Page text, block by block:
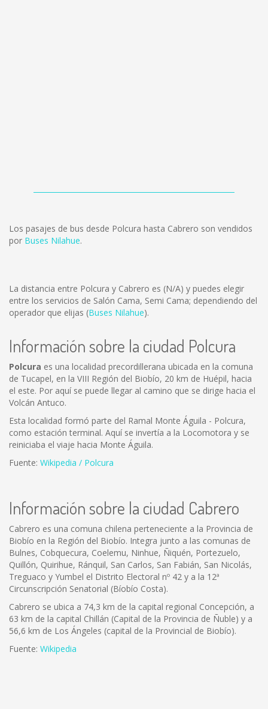
Los pasajes de bus desde Polcura hasta Cabrero son vendidos
por Buses Nilahue.
La distancia entre Polcura y Cabrero es (N/A) y puedes elegir
entre los servicios de Salón Cama, Semi Cama; dependiendo del
operador que elijas (Buses Nilahue).
Información sobre la ciudad Polcura
Polcura es una localidad precordillerana ubicada en la comuna
de Tucapel, en la VIII Región del Biobío, 20 km de Huépil, hacia
el este. Por aquí se puede llegar al camino que se dirige hacia el
Volcán Antuco.
Esta localidad formó parte del Ramal Monte Águila - Polcura,
como estación terminal. Aquí se invertía a la Locomotora y se
reiniciaba el viaje hacia Monte Águila.
Fuente: Wikipedia / Polcura
Información sobre la ciudad Cabrero
Cabrero es una comuna chilena perteneciente a la Provincia de
Biobío en la Región del Biobío. Integra junto a las comunas de
Bulnes, Cobquecura, Coelemu, Ninhue, Ñiquén, Portezuelo,
Quillón, Quirihue, Ránquil, San Carlos, San Fabián, San Nicolás,
Treguaco y Yumbel el Distrito Electoral nº 42 y a la 12ª
Circunscripción Senatorial (Bíobío Costa).
Cabrero se ubica a 74,3 km de la capital regional Concepción, a
63 km de la capital Chillán (Capital de la Provincia de Ñuble) y a
56,6 km de Los Ángeles (capital de la Provincial de Biobío).
Fuente: Wikipedia